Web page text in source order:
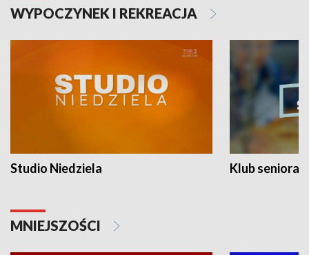
WYPOCZYNEK I REKREACJA
Studio Niedziela Klub seniora
MNIEJSZOŚCI